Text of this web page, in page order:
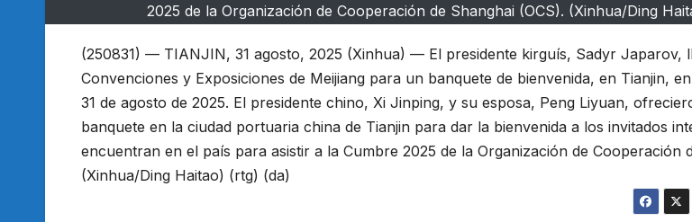
2025 de la Organización de Cooperación de Shanghai (OCS). (Xinhua/Ding
(250831) — TIANJIN, 31 agosto, 2025 (Xinhua) — El presidente kirguís, Sadyr Japarov,
Convenciones y Exposiciones de Meijiang para un banquete de bienvenida, en Tianjin,
31 de agosto de 2025. El presidente chino, Xi Jinping, y su esposa, Peng Liyuan,
banquete en la ciudad portuaria china de Tianjin para dar la bienvenida a los invitados
encuentran en el país para asistir a la Cumbre 2025 de la Organización de Cooperación
(Xinhua/Ding Haitao) (rtg) (da)